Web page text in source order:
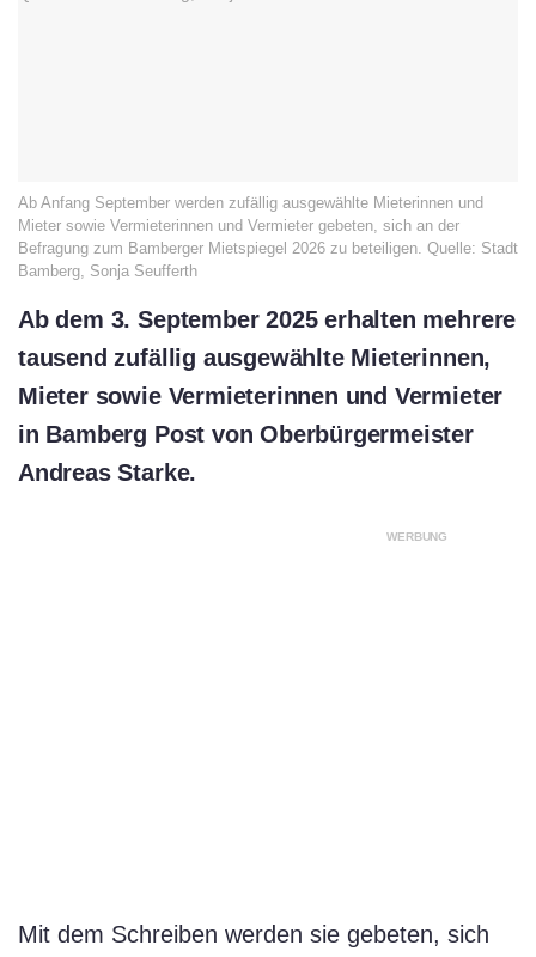
Ab Anfang September werden zufällig ausgewählte Mieterinnen und
Mieter sowie Vermieterinnen und Vermieter gebeten, sich an der
Befragung zum Bamberger Mietspiegel 2026 zu beteiligen. Quelle: Stadt
Bamberg, Sonja Seufferth
Ab dem 3. September 2025 erhalten mehrere
tausend zufällig ausgewählte Mieterinnen,
Mieter sowie Vermieterinnen und Vermieter
in Bamberg Post von Oberbürgermeister
Andreas Starke.
WERBUNG
Mit dem Schreiben werden sie gebeten, sich